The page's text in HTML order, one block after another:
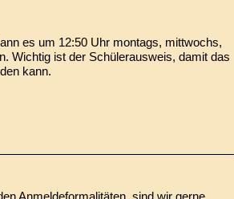
es um 12:50 Uhr montags, mittwochs,
Wichtig ist der Schülerausweis, damit das
kann.
Anmeldeformalitäten, sind wir gerne